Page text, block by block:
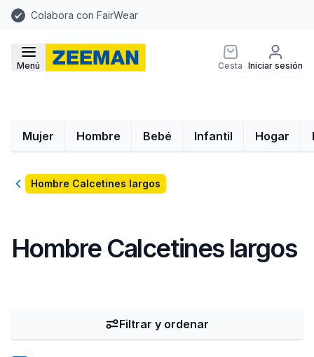
Colabora con FairWear
Menú Cesta Iniciar sesión
Mujer Hombre Bebé Infantil Hogar
VolverHombre Calcetines largos
Hombre Calcetines largos
Filtrar y ordenar